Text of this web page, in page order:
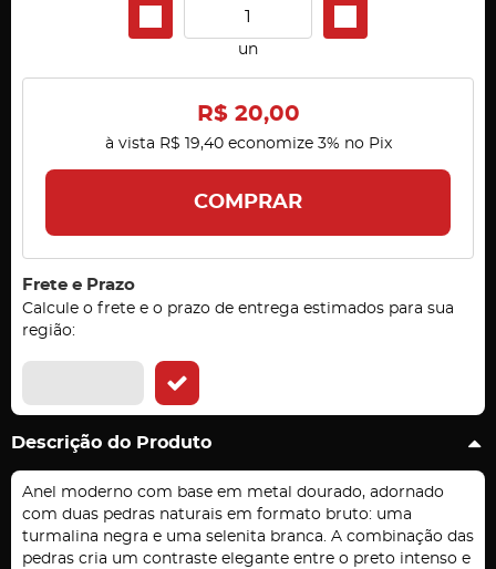
un
R$ 20,00
à vista R$ 19,40economize 3% no Pix
COMPRAR
Frete e Prazo
Calcule o frete e o prazo de entrega estimados para sua
região:
Descrição do Produto
Anel moderno com base em metal dourado, adornado
com duas pedras naturais em formato bruto: uma
turmalina negra e uma selenita branca. A combinação das
pedras cria um contraste elegante entre o preto intenso e